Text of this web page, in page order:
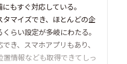
もすぐ対応している。
マイズでき、ほとんどの企
らい設定が多岐にわたる。
き、スマホアプリもあり、
情報なども取得できてしっ